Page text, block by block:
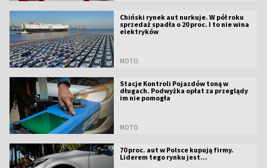
Chiński rynek aut nurkuje. W pół roku
sprzedaż spadła o 20 proc. I to nie wina
elektryków
MOTO
Stacje Kontroli Pojazdów toną w
długach. Podwyżka opłat za przeglądy
im nie pomogła
MOTO
70 proc. aut w Polsce kupują firmy.
Liderem tego rynku jest...